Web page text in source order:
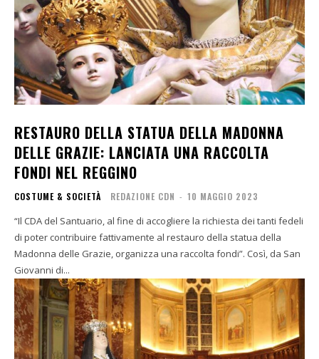
RESTAURO DELLA STATUA DELLA MADONNA
DELLE GRAZIE: LANCIATA UNA RACCOLTA
FONDI NEL REGGINO
COSTUME & SOCIETÀ REDAZIONE CDN - 10 MAGGIO 2023
“Il CDA del Santuario, al fine di accogliere la richiesta dei tanti fedeli
di poter contribuire fattivamente al restauro della statua della
Madonna delle Grazie, organizza una raccolta fondi”. Così, da San
Giovanni di...